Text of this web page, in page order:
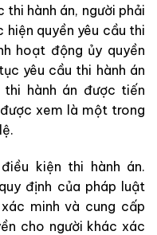
thi hành án, người phải
quyền yêu cầu thi
hoạt động ủy quyền
yêu cầu thi hành án
hành án được tiến
xem là một trong
kiện thi hành án.
định của pháp luật
minh và cung cấp
cho người khác xác